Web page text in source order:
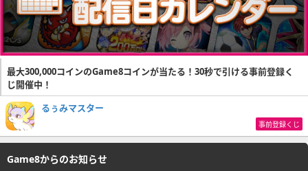
最大300,000コインのGame8コインが当たる！30秒で引ける事前登録く
じ開催中！
るぅみマスター
事前登録くじ
Game8からのお知らせ